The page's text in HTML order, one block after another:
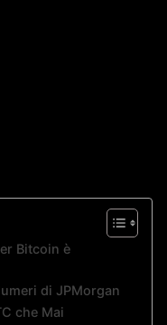
Bitcoin è
di JPMorgan
che Mai